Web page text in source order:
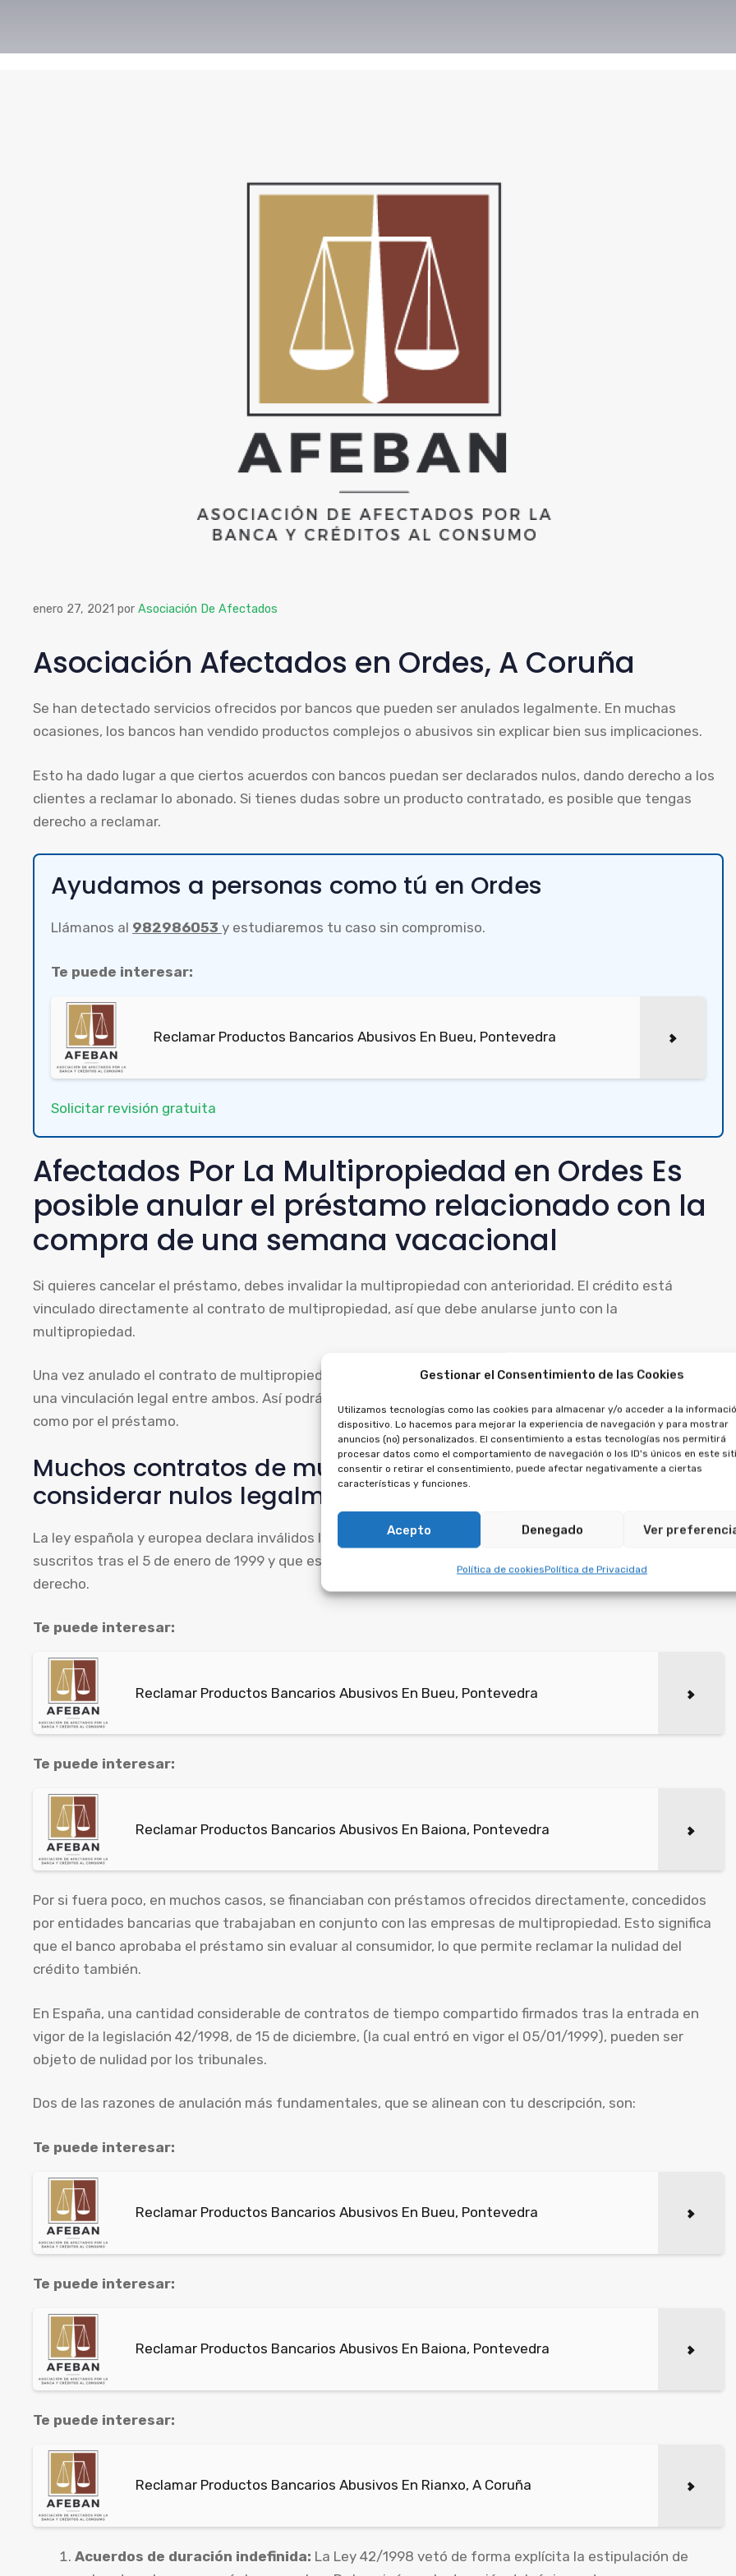
Gestionar el Consentimiento de las Cookies
Utilizamos tecnologías como las cookies para almacenar y/o acceder a la
dispositivo. Lo hacemos para mejorar la experiencia de navegación y para mostrar
anuncios (no) personalizados. El consentimiento a estas tecnologías nos permitirá
procesar datos como el comportamiento de navegación o los ID's únicos en este
consentir o retirar el consentimiento, puede afectar negativamente a ciertas
características y funciones.
Acepto Denegado Ver
Política de cookiesPolítica de Privacidad
enero 27, 2021 por Asociación De Afectados
Asociación Afectados en Ordes, A Coruña
Se han detectado servicios ofrecidos por bancos que pueden ser anulados legalmente. En muchas
ocasiones, los bancos han vendido productos complejos o abusivos sin explicar bien sus implicaciones.
Esto ha dado lugar a que ciertos acuerdos con bancos puedan ser declarados nulos, dando derecho a los
clientes a reclamar lo abonado. Si tienes dudas sobre un producto contratado, es posible que tengas
derecho a reclamar.
Ayudamos a personas como tú en Ordes
Llámanos al 982986053 y estudiaremos tu caso sin compromiso.
Te puede interesar:
Reclamar Productos Bancarios Abusivos En Bueu, Pontevedra
Solicitar revisión gratuita
Afectados Por La Multipropiedad en Ordes Es
posible anular el préstamo relacionado con la
compra de una semana vacacional
Si quieres cancelar el préstamo, debes invalidar la multipropiedad con anterioridad. El crédito está
vinculado directamente al contrato de multipropiedad, así que debe anularse junto con la
multipropiedad.
Una vez anulado el contrato de multipropiedad, es posible reclamar contra el préstamo, porque existe
una vinculación legal entre ambos. Así podrás exigir los importes entregados, tanto por la multipropiedad
como por el préstamo.
Muchos contratos de multipropiedad se pueden
considerar nulos legalmente.
La ley española y europea declara inválidos los acuerdos firmados con empresas de multipropiedad
suscritos tras el 5 de enero de 1999 y que establecen una duración a perpetuidad, lo cual es contrario a
derecho.
Te puede interesar:
Reclamar Productos Bancarios Abusivos En Bueu, Pontevedra
Te puede interesar:
Reclamar Productos Bancarios Abusivos En Baiona, Pontevedra
Por si fuera poco, en muchos casos, se financiaban con préstamos ofrecidos directamente, concedidos
por entidades bancarias que trabajaban en conjunto con las empresas de multipropiedad. Esto significa
que el banco aprobaba el préstamo sin evaluar al consumidor, lo que permite reclamar la nulidad del
crédito también.
En España, una cantidad considerable de contratos de tiempo compartido firmados tras la entrada en
vigor de la legislación 42/1998, de 15 de diciembre, (la cual entró en vigor el 05/01/1999), pueden ser
objeto de nulidad por los tribunales.
Dos de las razones de anulación más fundamentales, que se alinean con tu descripción, son:
Te puede interesar:
Reclamar Productos Bancarios Abusivos En Bueu, Pontevedra
Te puede interesar:
Reclamar Productos Bancarios Abusivos En Baiona, Pontevedra
Te puede interesar:
Reclamar Productos Bancarios Abusivos En Rianxo, A Coruña
Acuerdos de duración indefinida: La Ley 42/1998 vetó de forma explícita la estipulación de